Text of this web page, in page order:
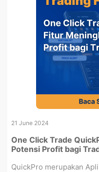
21 June 2024
One Click Trade
Potensi Profit bagi
QuickPro merupakan